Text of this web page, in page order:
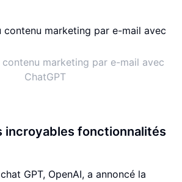
marketing par e-mail avec
ChatGPT
incroyables fonctionnalités
GPT, OpenAI, a annoncé la